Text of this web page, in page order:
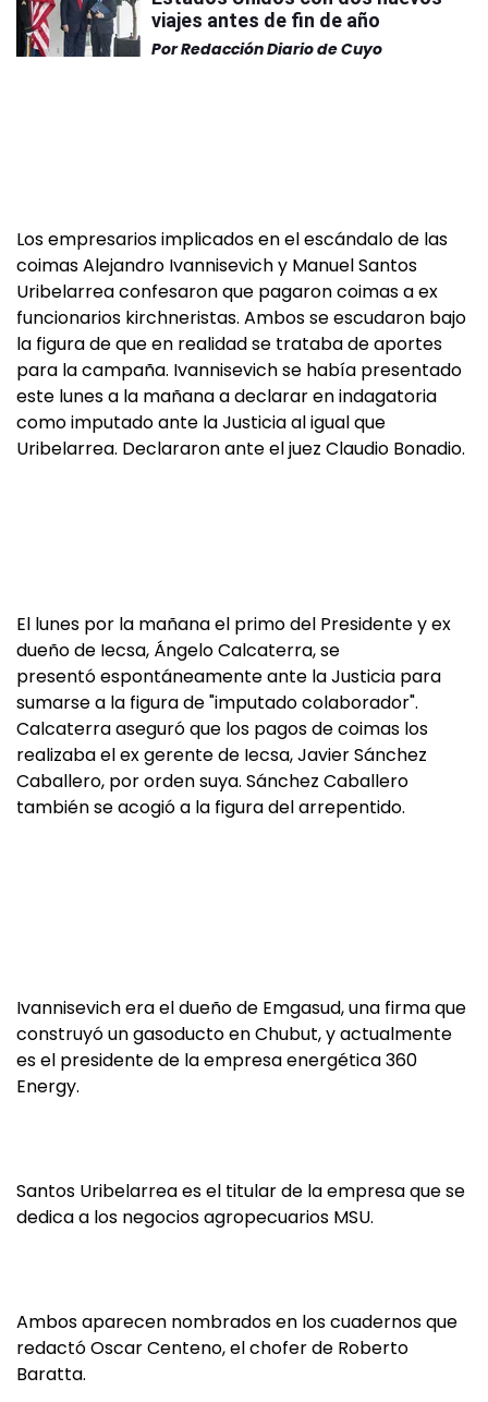
viajes antes de fin de año
PorRedacción Diario de Cuyo
Los empresarios implicados en el escándalo de las
coimas Alejandro Ivannisevich y Manuel Santos
Uribelarrea confesaron que pagaron coimas a ex
funcionarios kirchneristas. Ambos se escudaron bajo
la figura de que en realidad se trataba de aportes
para la campaña. Ivannisevich se había presentado
este lunes a la mañana a declarar en indagatoria
como imputado ante la Justicia al igual que
Uribelarrea. Declararon ante el juez Claudio Bonadio.
El lunes por la mañana el primo del Presidente y ex
dueño de Iecsa, Ángelo Calcaterra, se
presentó espontáneamente ante la Justicia para
sumarse a la figura de "imputado colaborador".
Calcaterra aseguró que los pagos de coimas los
realizaba el ex gerente de Iecsa, Javier Sánchez
Caballero, por orden suya. Sánchez Caballero
también se acogió a la figura del arrepentido.
Ivannisevich era el dueño de Emgasud, una firma que
construyó un gasoducto en Chubut, y actualmente
es el presidente de la empresa energética 360
Energy.
Santos Uribelarrea es el titular de la empresa que se
dedica a los negocios agropecuarios MSU.
Ambos aparecen nombrados en los cuadernos que
redactó Oscar Centeno, el chofer de Roberto
Baratta.